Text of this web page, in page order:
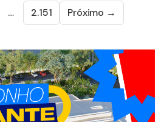
… 2.151 Próximo →